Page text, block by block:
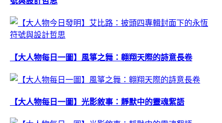
【大人物每日一圖】風箏之舞：翱翔天際的詩意長卷
【大人物每日一圖】光影敘事：靜默中的靈魂絮語